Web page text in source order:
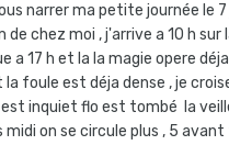
narrer ma petite journée le
de chez moi , j'arrive a 10 h sur
a 17 h et la la magie opere
foule est déja dense , je
est inquiet flo est tombé la
midi on se circule plus , 5